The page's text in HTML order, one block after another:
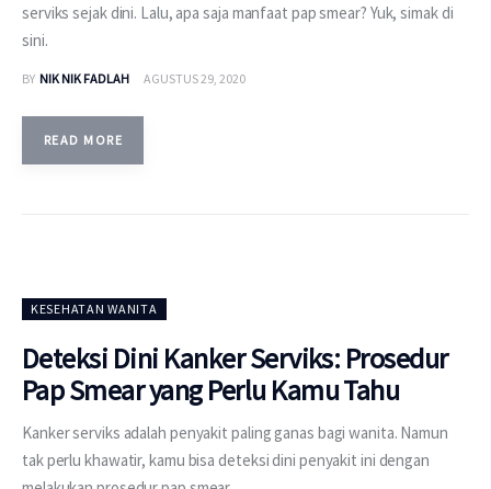
serviks sejak dini. Lalu, apa saja manfaat pap smear? Yuk, simak di
sini.
BY NIK NIK FADLAH AGUSTUS 29, 2020
READ MORE
KESEHATAN WANITA
Deteksi Dini Kanker Serviks: Prosedur
Pap Smear yang Perlu Kamu Tahu
Kanker serviks adalah penyakit paling ganas bagi wanita. Namun
tak perlu khawatir, kamu bisa deteksi dini penyakit ini dengan